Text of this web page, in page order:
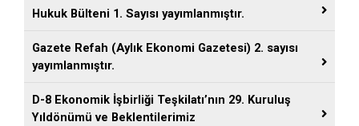
Hukuk Bülteni 1. Sayısı yayımlanmıştır.
Gazete Refah (Aylık Ekonomi Gazetesi) 2. sayısı
yayımlanmıştır.
D-8 Ekonomik İşbirliği Teşkilatı’nın 29. Kuruluş
Yıldönümü ve Beklentilerimiz